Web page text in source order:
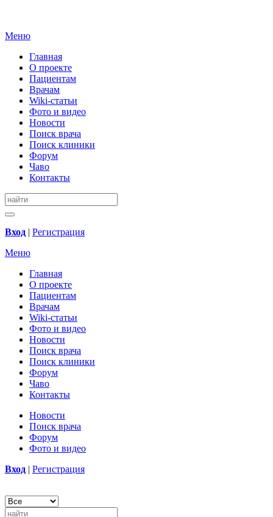
Меню
Главная
О проекте
Пациентам
Врачам
Wiki-статьи
Фото и видео
Новости
Поиск врача
Поиск клиники
Форум
Чаво
Контакты
Вход | Регистрация
Меню
Главная
О проекте
Пациентам
Врачам
Wiki-статьи
Фото и видео
Новости
Поиск врача
Поиск клиники
Форум
Чаво
Контакты
Новости
Поиск врача
Форум
Фото и видео
Вход | Регистрация